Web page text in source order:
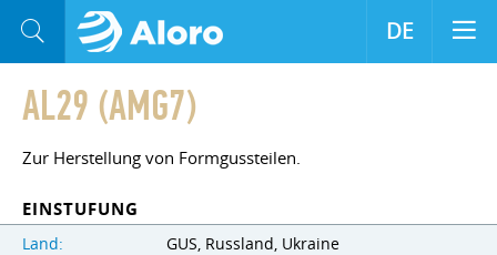
AL29 (AMG7)
Zur Herstellung von Formgussteilen.
EINSTUFUNG
Land:
GUS, Russland, Ukraine
DE